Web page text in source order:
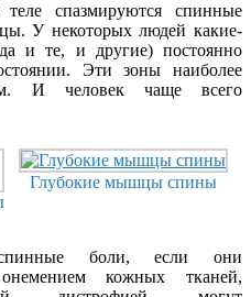
спазмируются спинные
У некоторых людей какие-
и те, и другие) постоянно
Эти зоны наиболее
И человек чаще всего
Глубокие мышцы спины
спинные боли, если они
кожных тканей,